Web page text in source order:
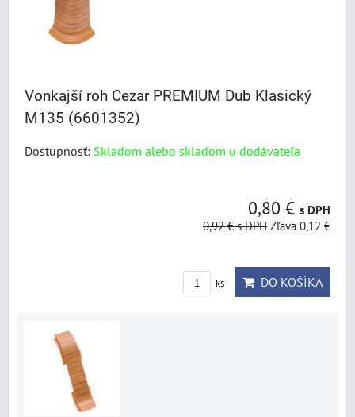
Vonkajší roh Cezar PREMIUM Dub Klasický
M135 (6601352)
Dostupnosť: Skladom alebo skladom u dodávateľa
0,80 € s DPH
0,92 €s DPH Zľava 0,12 €
ks DO KOŠÍKA